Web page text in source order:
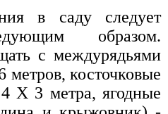
в саду следует
образом.
с междурядьями
метров, косточковые
X 3 метра, ягодные